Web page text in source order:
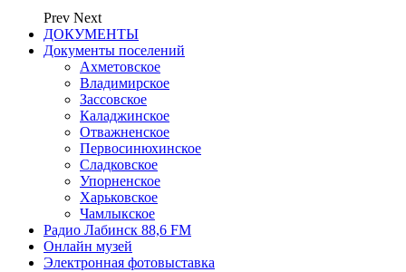
Prev Next
ДОКУМЕНТЫ
Документы поселений
Ахметовское
Владимирское
Зассовское
Каладжинское
Отважненское
Первосинюхинское
Сладковское
Упорненское
Харьковское
Чамлыкское
Радио Лабинск 88,6 FM
Онлайн музей
Электронная фотовыставка